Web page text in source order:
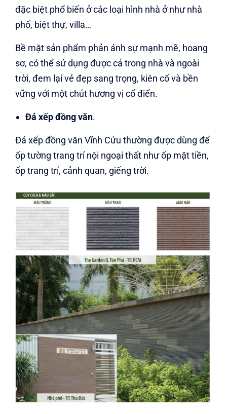
đặc biệt phổ biến ở các loại hình nhà ở như nhà
phố, biệt thự, villa…
Bề mặt sản phẩm phản ánh sự mạnh mẽ, hoang
sơ, có thể sử dụng được cả trong nhà và ngoài
trời, đem lại vẻ đẹp sang trọng, kiên cố và bền
vững với một chút hương vị cổ điển.
Đá xếp đồng văn.
Đá xếp đồng văn Vĩnh Cửu thường được dùng để
ốp tường trang trí nội ngoại thất như ốp mặt tiền,
ốp trang trí, cảnh quan, giếng trời.